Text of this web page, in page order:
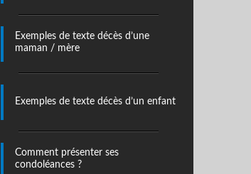
Exemples de texte décès d’une
maman / mère
Exemples de texte décès d’un enfant
Comment présenter ses
condoléances ?